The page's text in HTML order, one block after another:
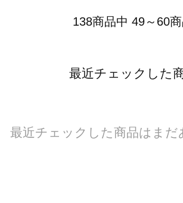
138商品中 49～60
最近チェックした
最近チェックした商品はまだ